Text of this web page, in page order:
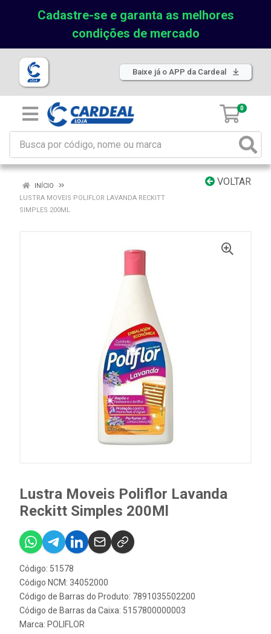
Cadastre-se e garanta as melhores
condições de mercado
Baixe já o APP da Cardeal
0
VOLTAR
INÍCIO
LUSTRA MOVEIS POLIFLOR LAVANDA RECKITT
SIMPLES 200ML
Lustra Moveis Poliflor Lavanda
Reckitt Simples 200Ml
Código: 51578
Código NCM: 34052000
Código de Barras do Produto: 7891035502200
Código de Barras da Caixa: 5157800000003
Marca: POLIFLOR